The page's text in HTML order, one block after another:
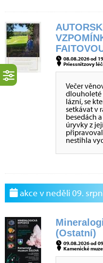
08.08.2026 od
Priessnitzovy
Večer
dlouholeté
lázní, se
setkávat v
besedách
úryvky z
nestihla
akce v neděli 09.
(Ostatní)
09.08.2026 od
Kamenické